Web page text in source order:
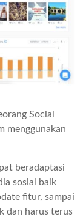
Social
menggunakan
beradaptasi
sosial baik
fitur, sampai
dan harus terus